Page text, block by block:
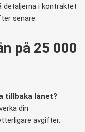
detaljerna i kontraktet
senare.
på 25 000
tillbaka lånet?
din
avgifter.